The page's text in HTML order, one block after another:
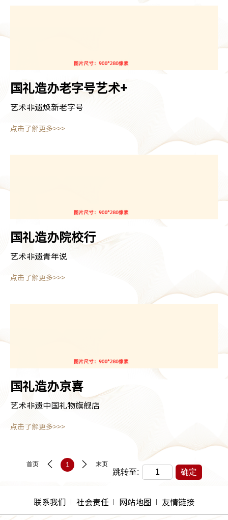
点击了解更多>>>
国礼造办老字号艺术+
艺术非遗焕新老字号
点击了解更多>>>
国礼造办院校行
艺术非遗青年说
点击了解更多>>>
国礼造办京喜
艺术非遗中国礼物旗舰店
首页 1 末页
跳转至: 确定
联系我们 社会责任 网站地图 友情链接